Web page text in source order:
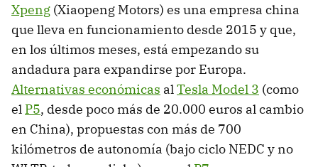
Xpeng (Xiaopeng Motors) es una empresa china
que lleva en funcionamiento desde 2015 y que,
en los últimos meses, está empezando su
andadura para expandirse por Europa.
Alternativas económicas alTesla Model 3 (como
el P5, desde poco más de 20.000 euros al cambio
en China), propuestas con más de 700
kilómetros de autonomía (bajo ciclo NEDC y no